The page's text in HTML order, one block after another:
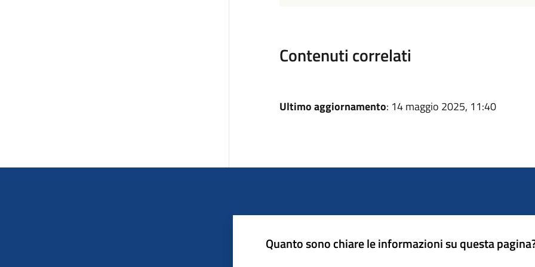
Contenuti correlati
Ultimo aggiornamento: 14 maggio 2025, 11:40
Quanto sono chiare le informazioni su questa